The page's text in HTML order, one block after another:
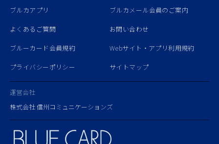
ブルカアプリ ブルカメール会員のご案内
よくあるご質問 お問い合わせ
ブルーカード会員規約 Webサイト・アプリ利用規約
プライバシーポリシー サイトマップ
運営会社
株式会社 信州コミュニケーションズ